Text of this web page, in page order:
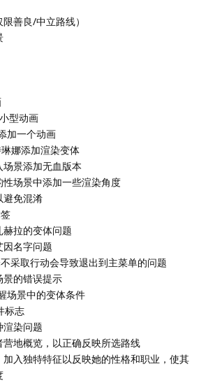
善良/中立路线）
型动画
加一个动画
娜添加渲染变体
景添加无血版本
场景中添加一些渲染角度
避免混淆
拉的变体问题
名字问题
采取行动会导致退出到主菜单的问题
景的错误提示
场景中的变体条件
标志
渲染问题
地概览，以正确反映所选路线
入独特特征以反映她的性格和职业，使其